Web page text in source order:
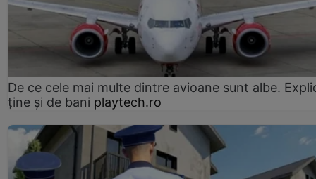
De ce cele mai multe dintre avioane sunt albe.
ține și de bani playtech.ro